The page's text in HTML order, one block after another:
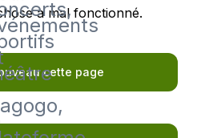
a mal fonctionné.
cette page